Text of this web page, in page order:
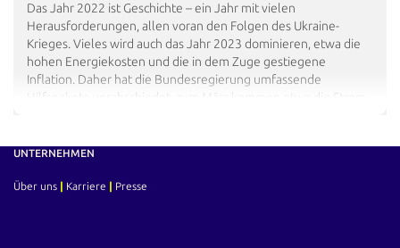
Das Jahr 2022 ist Geschichte – ein Jahr mit vielen
Herausforderungen, allen voran den Folgen des Ukraine-
Krieges. Vieles wird auch das Jahr 2023 dominieren, etwa die
hohen Energiekosten und die in dem Zuge gestiegene
Inflation. Daher hat die Bundesregierung umfassende
Hilfspakete verabschiedet, zum März kommen etwa die Strom-
erstellt, was 2023 für Ihren Geldbeutel bedeutet. Beachten
Vollständigkeit. Sie soll lediglich die wichtigsten Änderungen
UNTERNEHMEN
Über uns Karriere Presse